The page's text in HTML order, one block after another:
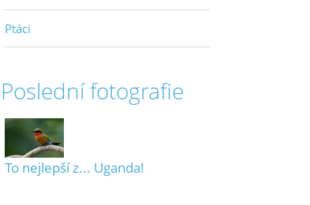
Ptáci
Poslední fotografie
To nejlepší z... Uganda!